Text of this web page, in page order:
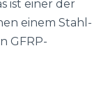
ist einer der
einem Stahl-
GFRP-